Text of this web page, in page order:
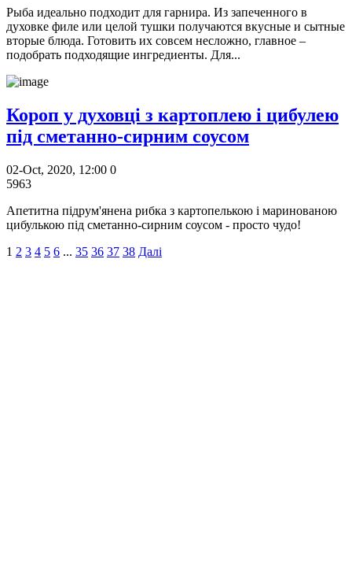
Рыба идеально подходит для гарнира. Из запеченного в
духовке филе или целой тушки получаются вкусные и сытные
вторые блюда. Готовить их совсем несложно, главное –
подобрать подходящие ингредиенты. Для...
Короп у духовці з картоплею і цибулею
під сметанно-сирним соусом
02-Oct, 2020, 12:00 0
5963
Апетитна підрум'янена рибка з картопелькою і маринованою
цибулькою під сметанно-сирним соусом - просто чудо!
1 2 3 4 5 6 ... 35 36 37 38 Далі